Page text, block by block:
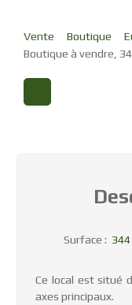
Vente Boutique
Boutique à vendre,
Surface : 344
Ce local est situé
axes principaux.